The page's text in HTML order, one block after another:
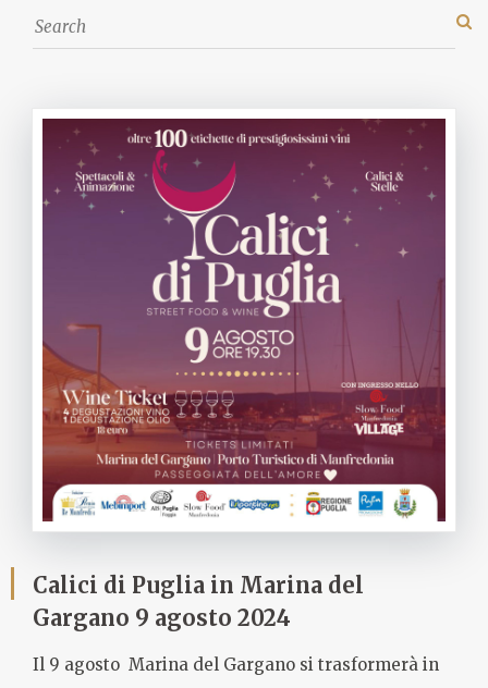
Calici di Puglia in Marina del
Gargano 9 agosto 2024
Il 9 agosto Marina del Gargano si trasformerà in